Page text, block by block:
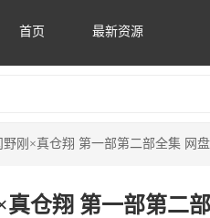
首页 最新资源
野刚×真仓翔 第一部第二部全集 网
真仓翔 第一部第二